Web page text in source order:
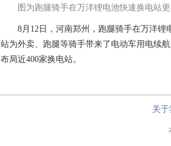
图为跑腿骑手在万洋锂电池快速换电站
8月12日，河南郑州，跑腿骑手在万洋锂
站为外卖、跑腿等骑手带来了电动车用电续
布局近400家换电站。
关于